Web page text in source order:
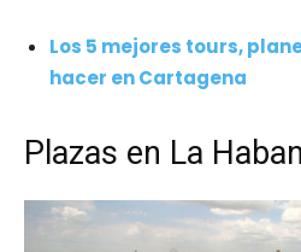
Los 5 mejores tours,
hacer en Cartagena
Plazas en La